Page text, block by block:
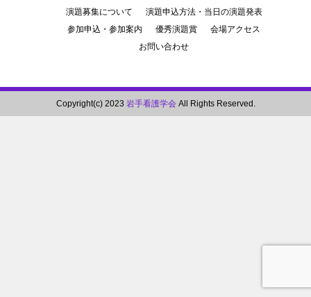
演題募集について
演題申込方法・当日の演題発表
参加申込・参加案内
優秀演題賞
会場アクセス
お問い合わせ
Copyright(c) 2023 岩手看護学会All Rights Reserved.